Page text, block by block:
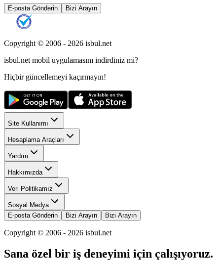
E-posta Gönderin Bizi Arayın
Copyright © 2006 - 2026 isbul.net
isbul.net mobil uygulamasını indirdiniz mi?
Hiçbir güncellemeyi kaçırmayın!
Site Kullanımı
Hesaplama Araçları
Yardım
Hakkımızda
Veri Politikamız
Sosyal Medya
E-posta Gönderin
Bizi Arayın Bizi Arayın
Copyright © 2006 - 2026 isbul.net
Sana özel bir iş deneyimi için çalışıyoruz.